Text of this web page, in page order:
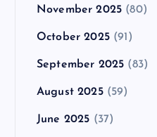
November 2025 (80)
October 2025(91)
September 2025 (83)
August 2025(59)
June 2025 (37)